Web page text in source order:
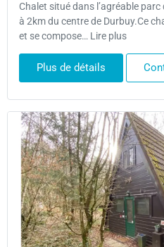
Chalet situé dans l’agréable
à 2km du centre de Durbuy.Ce
et se compose… Lire plus
Plus de détails